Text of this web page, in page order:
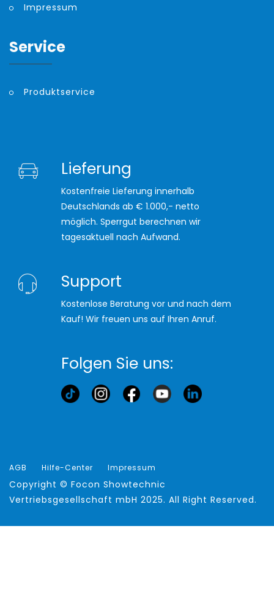
Impressum
Service
Produktservice
Lieferung
Kostenfreie Lieferung innerhalb
Deutschlands ab € 1.000,- netto
möglich. Sperrgut berechnen wir
tagesaktuell nach Aufwand.
Support
Kostenlose Beratung vor und nach dem
Kauf! Wir freuen uns auf Ihren Anruf.
Folgen Sie uns:
AGB Hilfe-Center Impressum
Copyright © Focon Showtechnic
Vertriebsgesellschaft mbH 2025. All Right Reserved.